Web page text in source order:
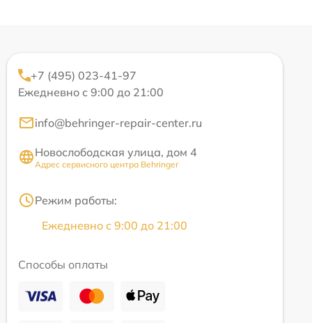
+7 (495) 023-41-97
Ежедневно с 9:00 до 21:00
info@behringer-repair-center.ru
Новослободская улица, дом 4
Адрес сервисного центра Behringer
Режим работы:
Ежедневно с 9:00 до 21:00
Способы оплаты